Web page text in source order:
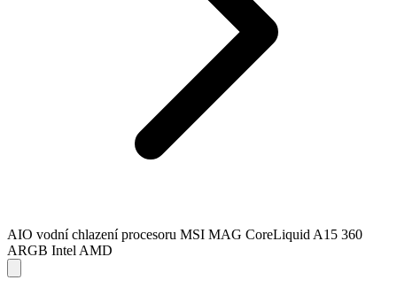
AIO vodní chlazení procesoru MSI MAG CoreLiquid A15 360
ARGB Intel AMD